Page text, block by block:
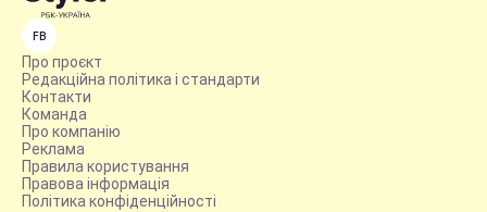
FB
Про проєкт
Редакційна політика і стандарти
Контакти
Команда
Про компанію
Реклама
Правила користування
Правова інформація
Політика конфіденційності